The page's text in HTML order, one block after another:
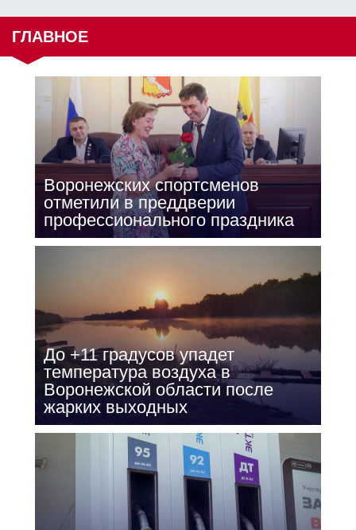
ГЛАВНОЕ
Воронежских спортсменов
отметили в преддверии
профессионального праздника
До +11 градусов упадет
температура воздуха в
Воронежской области после
жарких выходных